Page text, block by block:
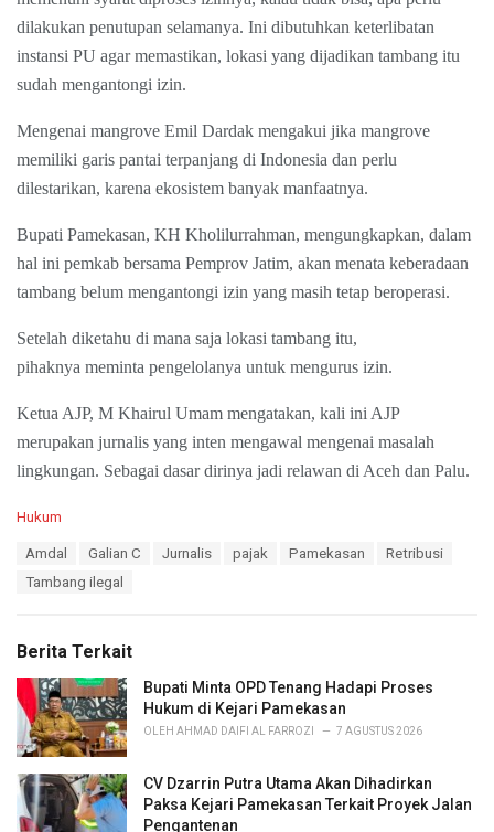
dilakukan penutupan selamanya. Ini dibutuhkan keterlibatan
instansi PU agar memastikan, lokasi yang dijadikan tambang itu
sudah mengantongi izin.
Mengenai mangrove Emil Dardak mengakui jika mangrove
memiliki garis pantai terpanjang di Indonesia dan perlu
dilestarikan, karena ekosistem banyak manfaatnya.
Bupati Pamekasan, KH Kholilurrahman, mengungkapkan, dalam
hal ini pemkab bersama Pemprov Jatim, akan menata keberadaan
tambang belum mengantongi izin yang masih tetap beroperasi.
Setelah diketahu di mana saja lokasi tambang itu,
pihaknya meminta pengelolanya untuk mengurus izin.
Ketua AJP, M Khairul Umam mengatakan, kali ini AJP
merupakan jurnalis yang inten mengawal mengenai masalah
lingkungan. Sebagai dasar dirinya jadi relawan di Aceh dan Palu.
C
i
e
s
Hukum
Amdal Galian C Jurnalis pajak Pamekasan
Retribusi
Tambang ilegal
Berita Terkait
Bupati Minta OPD Tenang Hadapi Proses
Hukum di Kejari Pamekasan
OLEH AHMAD DAIFI AL FARROZI 7 AGUSTUS 2026
CV Dzarrin Putra Utama Akan Dihadirkan
Paksa Kejari Pamekasan Terkait Proyek Jalan
Pengantenan